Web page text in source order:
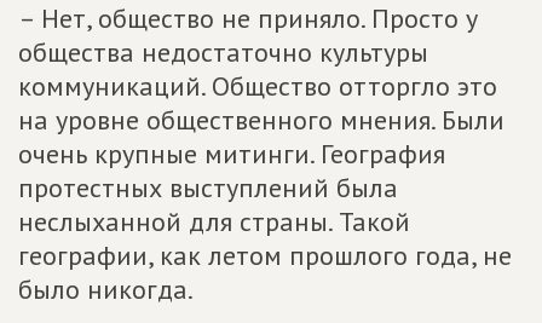
– Нет, общество не приняло. Просто у
общества недостаточно культуры
коммуникаций. Общество отторгло это
на уровне общественного мнения. Были
очень крупные митинги. География
протестных выступлений была
неслыханной для страны. Такой
географии, как летом прошлого года, не
было никогда.